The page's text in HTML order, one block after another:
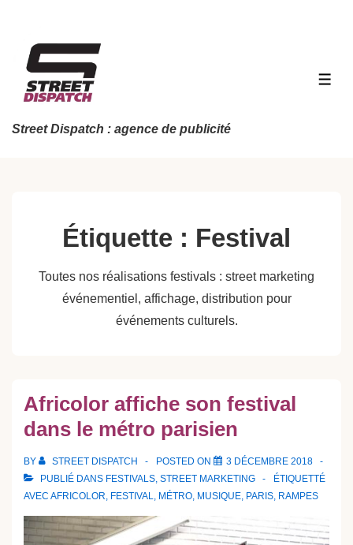
contenu
principal
Street Dispatch : agence de publicité
Étiquette : Festival
Toutes nos réalisations festivals : street marketing
événementiel, affichage, distribution pour
événements culturels.
Africolor affiche son festival
dans le métro parisien
BY STREET DISPATCH POSTED ON
3 DÉCEMBRE 2018
PUBLIÉ DANS FESTIVALS, STREET MARKETING
ÉTIQUETTÉ
AVEC AFRICOLOR, FESTIVAL, MÉTRO, MUSIQUE, PARIS, RAMPES